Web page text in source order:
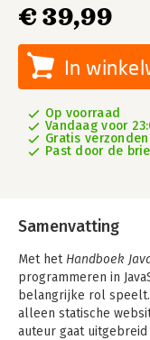
€ 39,99
In
Op voorraad
Vandaag voor
Gratis verzonden
Past door de
Samenvatting
Met het Handboek
programmeren in
belangrijke rol
alleen statische
auteur gaat